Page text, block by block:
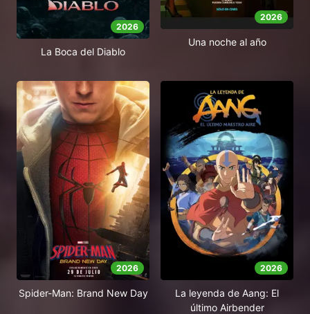
2026
La Boca del Diablo
2026
Una noche al año
2026
Spider-Man: Brand New Day
2026
La leyenda de Aang: El
último Airbender